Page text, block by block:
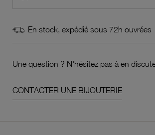
En stock, expédié sous 72h ouvrées
Une question ? N'hésitez pas à en
CONTACTER UNE BIJOUTERIE